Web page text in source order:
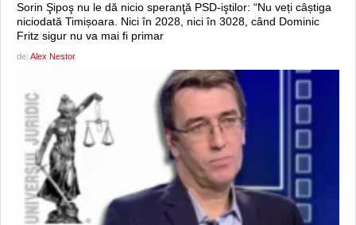
Sorin Şipoş nu le dă nicio speranţă PSD-iştilor: “Nu veți câștiga
niciodată Timișoara. Nici în 2028, nici în 3028, când Dominic
Fritz sigur nu va mai fi primar
de: Alex Nestor